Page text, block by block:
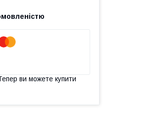
ви можете купити